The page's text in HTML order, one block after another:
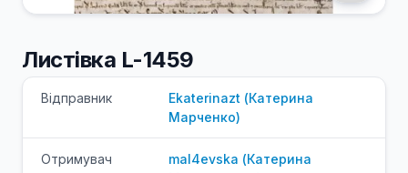
Листівка L-1459
Відправник Ekaterinazt (Катерина
Марченко)
Отримувач mal4evska (Катерина